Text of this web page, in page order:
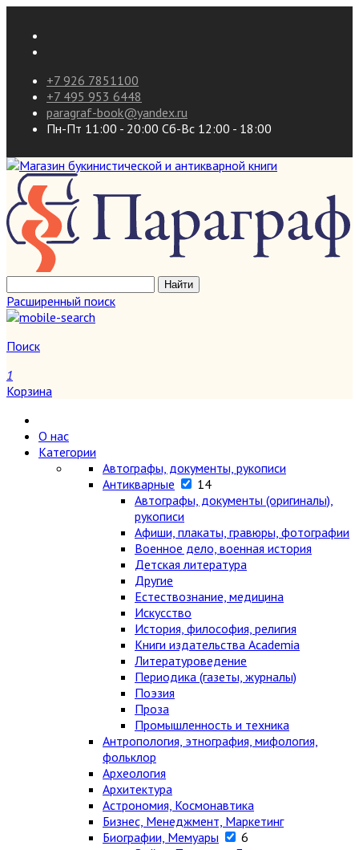
+7 926 7851100
+7 495 953 6448
paragraf-book@yandex.ru
Пн-Пт 11:00 - 20:00 Сб-Вс 12:00 - 18:00
Расширенный поиск
Поиск
1
Корзина
О нас
Категории
Автографы, документы, рукописи
Антикварные
14
Автографы, документы (оригиналы),
рукописи
Афиши, плакаты, гравюры, фотографии
Военное дело, военная история
Детская литература
Другие
Естествознание, медицина
Искусство
История, философия, религия
Книги издательства Academia
Литературоведение
Периодика (газеты, журналы)
Поэзия
Проза
Промышленность и техника
Антропология, этнография, мифология,
фольклор
Археология
Архитектура
Астрономия, Космонавтика
Бизнес, Менеджмент, Маркетинг
Биографии, Мемуары
6